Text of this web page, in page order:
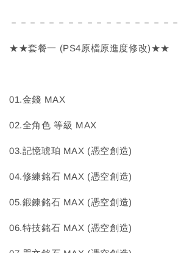
－－－－－－－－－－－－－－－－－－
★★套餐一 (PS4原檔原進度修改)★★
01.金錢 MAX
02.全角色 等級 MAX
03.記憶琥珀 MAX (憑空創造)
04.修練銘石 MAX (憑空創造)
05.鍛鍊銘石 MAX (憑空創造)
06.特技銘石 MAX (憑空創造)